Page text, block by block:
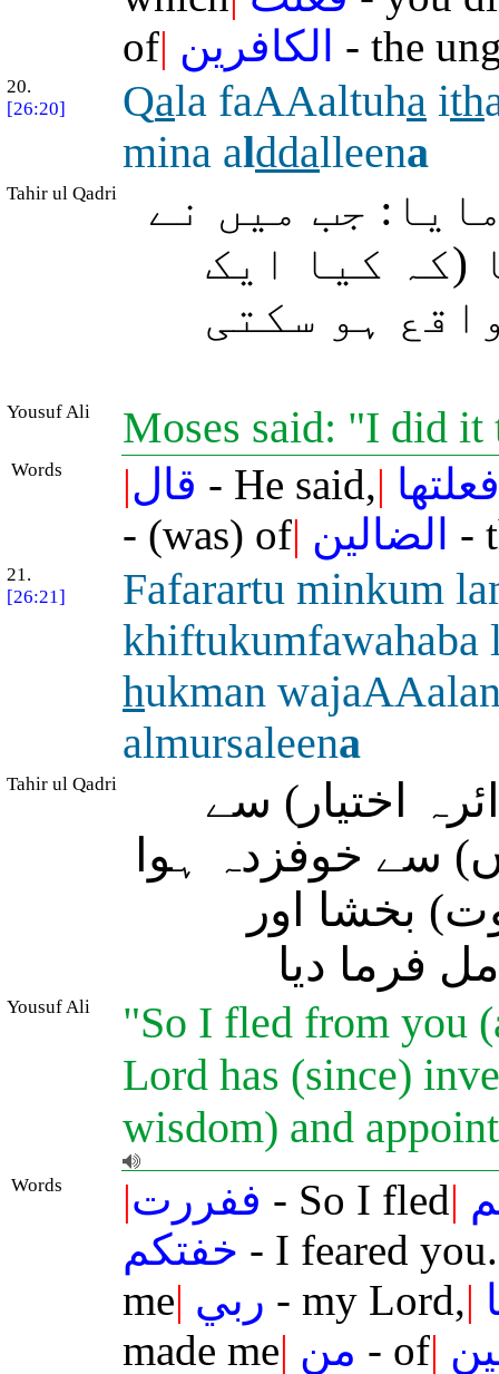
of| الكافرين - the
20.
[26:20]
Qala faAAaltuha ith
mina alddalleena
Tahir ul Qadri
جب میں نے
(کہ کیا ایک
ہو سکتی
Yousuf Ali Moses said: "I did
Words |قال - He said,| فعلتها
- (was) of| الضالين -
21.
[26:21]
Fafarartu minkum
khiftukumfawahaba
hukman
almursaleena
Tahir ul Qadri
اختیار) سے
سے خوفزدہ ہوا
بخشا اور
فرما دیا
Yousuf Ali
"So I fled from you
Lord has (since)
wisdom) and
Words |ففررت - So I fled|
خفتكم - I feared you.
me| ربي - my Lord,|
made me| من - of|